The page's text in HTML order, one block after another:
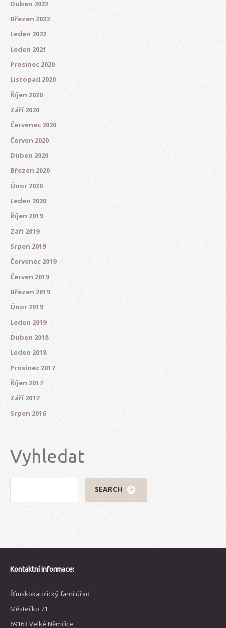
Duben 2022
Březen 2022
Leden 2022
Leden 2021
Prosinec 2020
Listopad 2020
Říjen 2020
Září 2020
Červenec 2020
Červen 2020
Duben 2020
Březen 2020
Únor 2020
Leden 2020
Říjen 2019
Září 2019
Srpen 2019
Červenec 2019
Červen 2019
Březen 2019
Únor 2019
Leden 2019
Duben 2018
Leden 2018
Prosinec 2017
Říjen 2017
Září 2017
Srpen 2016
Vyhledat
Kontaktní informace:
Římskokatolický farní úřad
Městečko 71
69163 Velké Němčice